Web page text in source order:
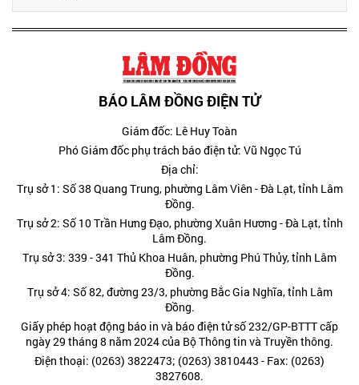
BÁO LÂM ĐỒNG ĐIỆN TỬ
Giám đốc: Lê Huy Toàn
Phó Giám đốc phụ trách báo điện tử: Vũ Ngọc Tú
Địa chỉ:
Trụ sở 1: Số 38 Quang Trung, phường Lâm Viên - Đà Lạt, tỉnh Lâm
Đồng.
Trụ sở 2: Số 10 Trần Hưng Đạo, phường Xuân Hương - Đà Lạt, tỉnh
Lâm Đồng.
Trụ sở 3: 339 - 341 Thủ Khoa Huân, phường Phú Thủy, tỉnh Lâm
Đồng.
Trụ sở 4: Số 82, đường 23/3, phường Bắc Gia Nghĩa, tỉnh Lâm
Đồng.
Giấy phép hoạt động báo in và báo điện tử số 232/GP-BTTT cấp
ngày 29 tháng 8 năm 2024 của Bộ Thông tin và Truyền thông.
Điện thoại: (0263) 3822473; (0263) 3810443 - Fax: (0263)
3827608.